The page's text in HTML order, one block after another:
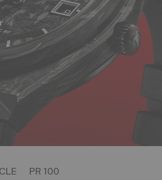
PR 100